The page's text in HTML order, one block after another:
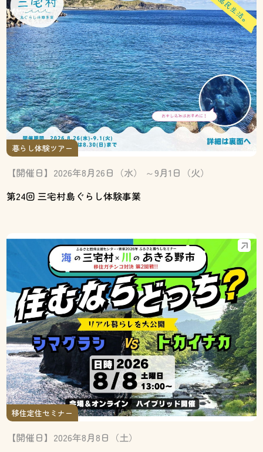
暮らし体験ツアー
【開催日】2026年8月26日（水） ～9月1日（火）
第24回 三宅村島ぐらし体験事業
移住定住セミナー
【開催日】2026年8月8日（土）